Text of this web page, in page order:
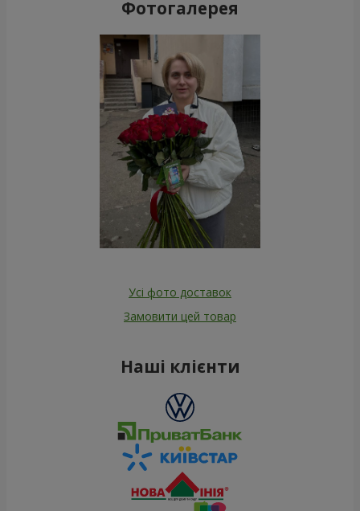
Фотогалерея
Усі фото доставок
Замовити цей товар
Наші клієнти